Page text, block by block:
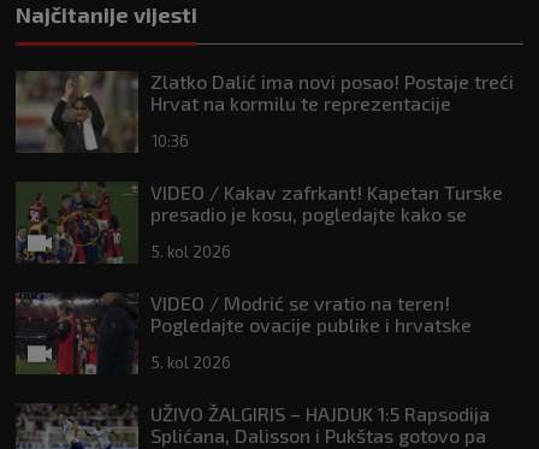
Najčitanije vijesti
Zlatko Dalić ima novi posao! Postaje treći
Hrvat na kormilu te reprezentacije
10:36
VIDEO / Kakav zafrkant! Kapetan Turske
presadio je kosu, pogledajte kako se
5. kol 2026
VIDEO / Modrić se vratio na teren!
Pogledajte ovacije publike i hrvatske
5. kol 2026
UŽIVO ŽALGIRIS – HAJDUK 1:5 Rapsodija
Splićana, Dalisson i Pukštas gotovo pa